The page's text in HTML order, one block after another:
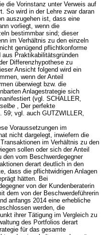
die Vorinstanz unter Verweis auf
So wird in der Lehre zwar daran
auszugehen ist, dass eine
vorliegt, wenn die
bestimmbar sind; dieser
im Verhältnis zu den einzeln
genügend pflichtkonforme
Praktikabilitätsgründen
Differenzhypothese zu
Ansicht folgend wird ein
wenn der Anteil
überwiegt bzw. die
Anlagestrategie sich
(vgl. SCHALLER,
, Der perfekte
59; vgl. auch GUTZWILLER,
Voraussetzungen im
nicht dargelegt, inwiefern die
im Verhältnis zu den
sollen oder sich der Anteil
den vom Beschwerdegegner
derart deutlich in den
dass die pflichtwidrigen Anlagen
hätten. Bei
von der Kundenberaterin
dem von der Beschwerdeführerin
anfangs 2014 eine erhebliche
werden, die
ihrer Tätigung im Vergleich zu
des Portfolios derart
für das gesamte